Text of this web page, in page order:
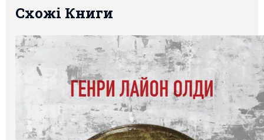
Схожі Книги